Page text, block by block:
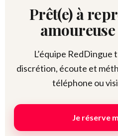
Prêt(e) à
L’équipe RedDingue
discrétion, écoute et
téléphone ou
Je réserve